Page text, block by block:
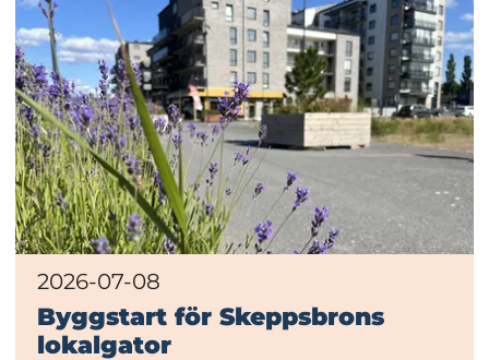
2026-07-08
Byggstart för Skeppsbrons
lokalgator